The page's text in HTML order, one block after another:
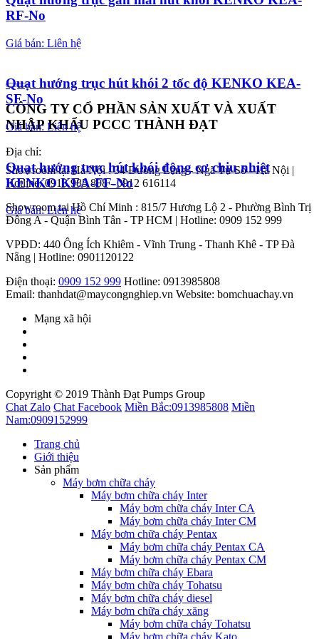
RF-No
Giá bán: Liên hệ
Quạt hướng trục hút khói 2 tốc độ KENKO KEA-
SF-No
Giá bán: Liên hệ
Quạt hướng trục hút khói động cơ chịu nhiệt
KENKO KEA-FF-No
Giá bán: Liên hệ
CÔNG TY CỔ PHẦN SẢN XUẤT VÀ XUẤT
NHẬP KHẨU PCCC THÀNH ĐẠT
Địa chỉ:
Showroom tại Hà Nội : 34 Đường Láng - Ngã Tư Sở - Hà Nội |
Hotline: 0913 985 808 - 0912 616114
Showroom tại Hồ Chí Minh : 815/7 Hương Lộ 2 - Phường Bình Trị
Đông A - Quận Bình Tân - TP HCM | Hotline: 0909 152 999
VPĐD: 440 Ông Ích Khiêm - Vĩnh Trung - Thanh Khê - TP Đà
Nẵng | Hotline: 0901120122
Điện thoại: 0909 152 999 Hotline: 0913985808
Email: thanhdat@maycongnghiep.vn Website: bomchuachay.vn
Mạng xã hội
Copyright © 2019 Thành Đạt Pumps Group
Chat Zalo Chat Facebook Miền Bắc:0913985808 Miền
Nam:0909152999
Trang chủ
Giới thiệu
Sản phẩm
Máy bơm chữa cháy
Máy bơm chữa cháy Inter
Máy bơm chữa cháy Inter CA
Máy bơm chữa cháy Inter CM
Máy bơm chữa cháy Pentax
Máy bơm chữa cháy Pentax CA
Máy bơm chữa cháy Pentax CM
Máy bơm chữa cháy Ebara
Máy bơm chữa cháy Tohatsu
Máy bơm chữa cháy diesel
Máy bơm chữa cháy xăng
Máy bơm chữa cháy Tohatsu